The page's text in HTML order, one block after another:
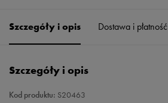
L Powiadom o dostępności
Szczegóły i opis Dostawa i płatność
Szczegóły i opis
Kod produktu: S20463